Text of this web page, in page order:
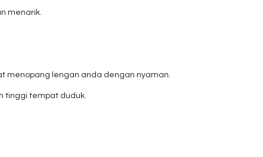
menarik.
menopang lengan anda dengan nyaman.
tinggi tempat duduk.